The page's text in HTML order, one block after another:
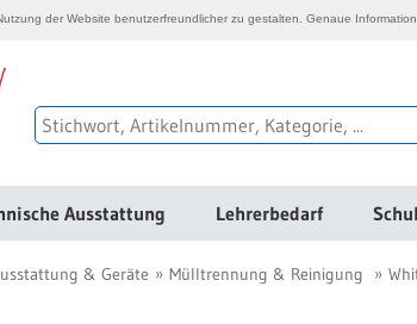
Ausstattung Lehrerbedarf
& Geräte Mülltrennung & Reinigung
der Website benutzerfreundlicher zu gestalten. Genaue